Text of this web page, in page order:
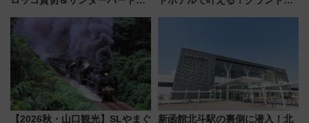
斉藤雪乃＆福原トシヒロと行
く！9月13日「京都の鉄道満喫
ツアー」開催
【2026秋・山口観光】SLやまぐ 新函館北斗駅の裏側に潜入！北